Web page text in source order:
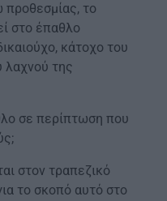
το
στο έπαθλο
κάτοχο του
λαχνού της
σε περίπτωση που
στον τραπεζικό
το σκοπό αυτό στο